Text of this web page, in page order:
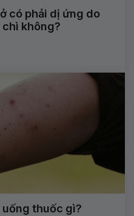
có phải dị ứng do
chì không?
uống thuốc gì?